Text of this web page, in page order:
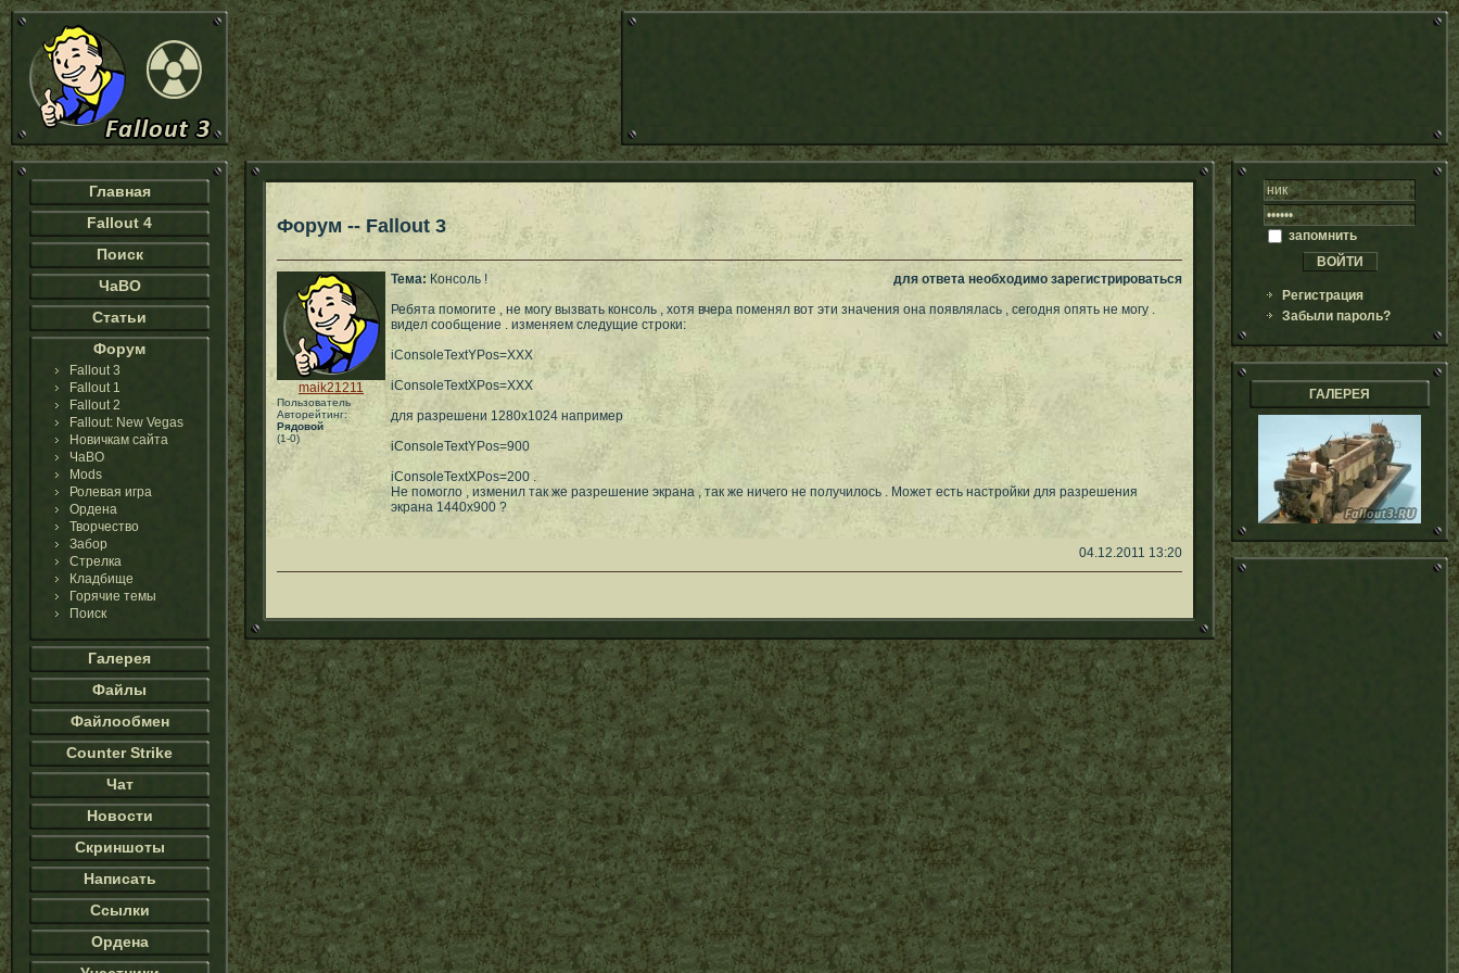
Главная
Fallout 4
Поиск
ЧаВО
Статьи
Форум
Fallout 3
Fallout 1
Fallout 2
Fallout: New Vegas
Новичкам сайта
ЧаВО
Mods
Ролевая игра
Ордена
Творчество
Забор
Стрелка
Кладбище
Горячие темы
Поиск
Галерея
Файлы
Файлообмен
Counter Strike
Чат
Новости
Скриншоты
Написать
Ссылки
Ордена
Форум -- Fallout 3
maik21211
Пользователь
Авторейтинг:
Рядовой
(1-0)
Тема: Консоль !
для ответа необходимо зарегистрироваться
Ребята помогите , не могу вызвать консоль , хотя вчера поменял вот эти значения она появлялась , сегодня опять не могу .
видел сообщение . изменяем следущие строки:
iConsoleTextYPos=XXX
iConsoleTextXPos=XXX
для разрешени 1280х1024 например
iConsoleTextYPos=900
iConsoleTextXPos=200 .
Не помогло , изменил так же разрешение экрана , так же ничего не получилось . Может есть настройки для разрешения
экрана 1440х900 ?
04.12.2011 13:20
запомнить
Регистрация
Забыли пароль?
ГАЛЕРЕЯ